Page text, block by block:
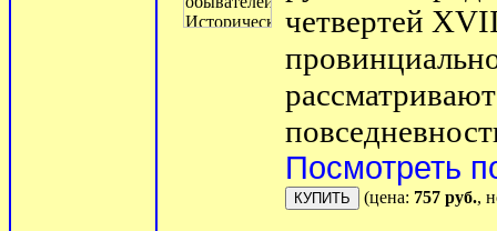
четвертей
Посмотреть
(цена: 757 руб.,